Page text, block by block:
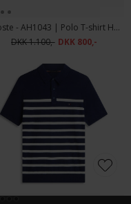
Lacoste - AH1043 | Polo T-shirt Heather Vienno
DKK 1.100,- DKK 800,-